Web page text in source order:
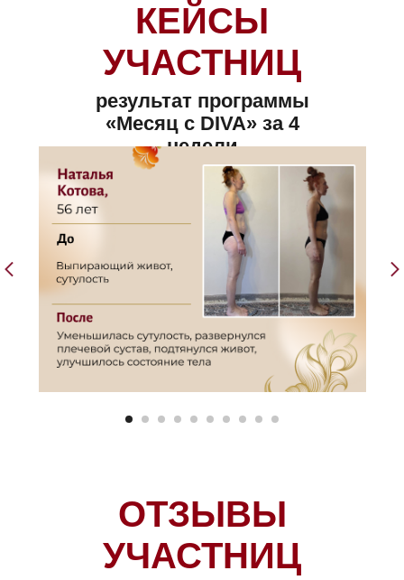
КЕЙСЫ
УЧАСТНИЦ
результат программы
«Месяц с DIVA» за 4
недели
ОТЗЫВЫ
УЧАСТНИЦ